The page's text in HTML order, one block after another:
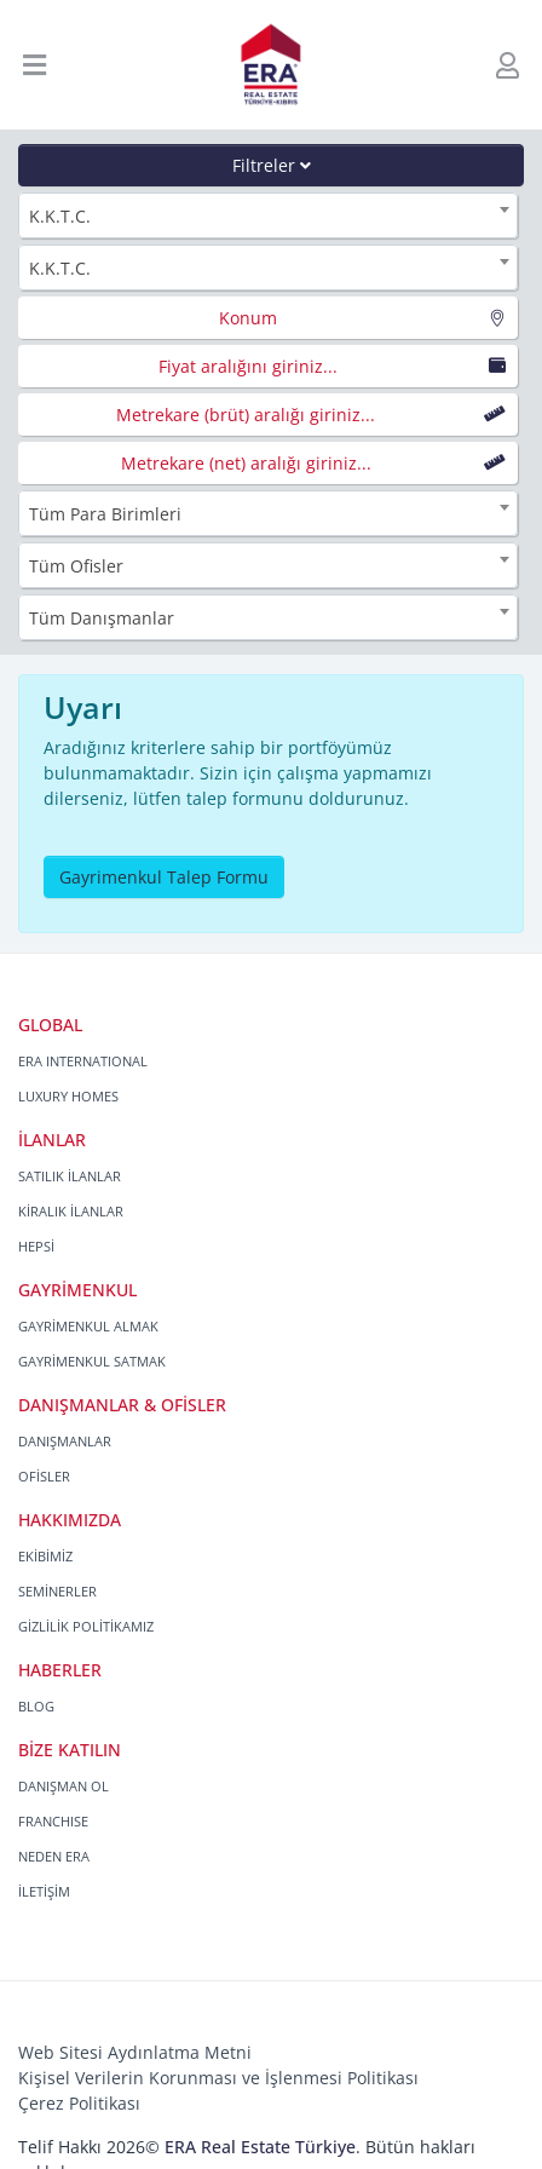
Filtreler
K.K.T.C.
K.K.T.C.
Konum
Fiyat aralığını giriniz...
Metrekare (brüt) aralığı giriniz...
Metrekare (net) aralığı giriniz...
Tüm Para Birimleri
Tüm Ofisler
Tüm Danışmanlar
Uyarı
Aradığınız kriterlere sahip bir portföyümüz
bulunmamaktadır. Sizin için çalışma yapmamızı
dilerseniz, lütfen talep formunu doldurunuz.
Gayrimenkul Talep Formu
GLOBAL
ERA INTERNATIONAL
LUXURY HOMES
İLANLAR
SATILIK İLANLAR
KİRALIK İLANLAR
HEPSİ
GAYRİMENKUL
GAYRİMENKUL ALMAK
GAYRİMENKUL SATMAK
DANIŞMANLAR & OFİSLER
DANIŞMANLAR
OFİSLER
HAKKIMIZDA
EKİBİMİZ
SEMİNERLER
GİZLİLİK POLİTİKAMIZ
HABERLER
BLOG
BİZE KATILIN
DANIŞMAN OL
FRANCHISE
NEDEN ERA
İLETİŞİM
Web Sitesi Aydınlatma Metni
Kişisel Verilerin Korunması ve İşlenmesi Politikası
Çerez Politikası
Telif Hakkı 2026© ERA Real Estate Türkiye. Bütün hakları